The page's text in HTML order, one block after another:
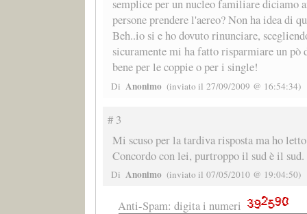
semplice per un nucleo familiare diciamo
persone prendere l'aereo? Non ha idea di
Beh..io si e ho dovuto rinunciare,
sicuramente mi ha fatto risparmiare un pò
bene per le coppie o per i single!
Di Anonimo (inviato il 27/09/2009 @ 16:54:34)
# 3
Mi scuso per la tardiva risposta ma ho
Concordo con lei, purtroppo il sud è il sud.
DiAnonimo (inviato il 07/05/2010 @ 19:04:50)
Anti-Spam: digita i numeri